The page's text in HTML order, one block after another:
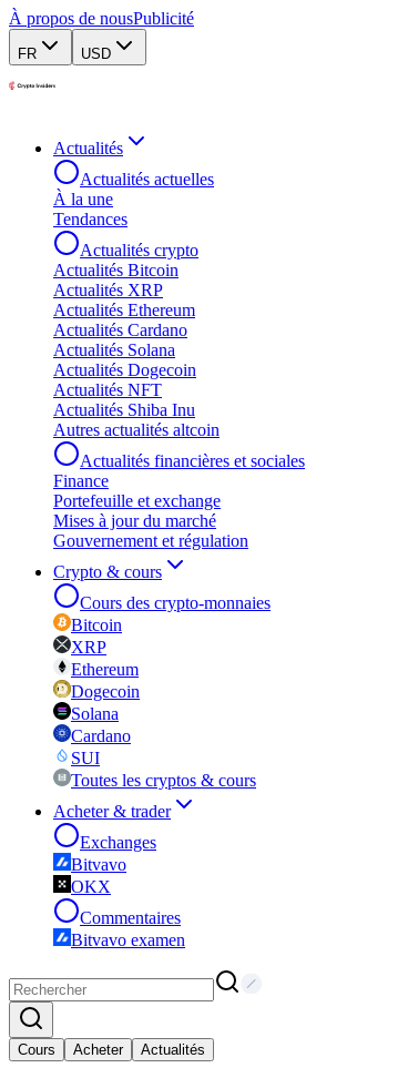
À propos de nousPublicité
FR USD
Actualités
Actualités actuelles
À la une
Tendances
Actualités crypto
Actualités Bitcoin
Actualités XRP
Actualités Ethereum
Actualités Cardano
Actualités Solana
Actualités Dogecoin
Actualités NFT
Actualités Shiba Inu
Autres actualités altcoin
Actualités financières et sociales
Finance
Portefeuille et exchange
Mises à jour du marché
Gouvernement et régulation
Crypto & cours
Cours des crypto-monnaies
Bitcoin
XRP
Ethereum
Dogecoin
Solana
Cardano
SUI
Toutes les cryptos & cours
Acheter & trader
Exchanges
Bitvavo
OKX
Commentaires
Bitvavo examen
Cours Acheter Actualités